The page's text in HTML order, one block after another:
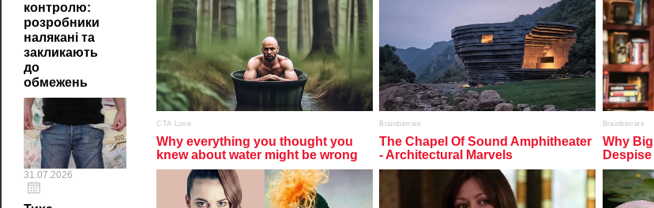
контролю:
розробники
налякані та
закликають
до
обмежень
31.07.2026